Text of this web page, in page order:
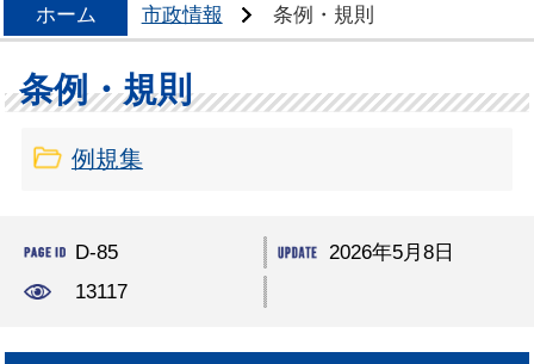
ホーム 市政情報 条例・規則
条例・規則
例規集
D-85
2026年5月8日
13117